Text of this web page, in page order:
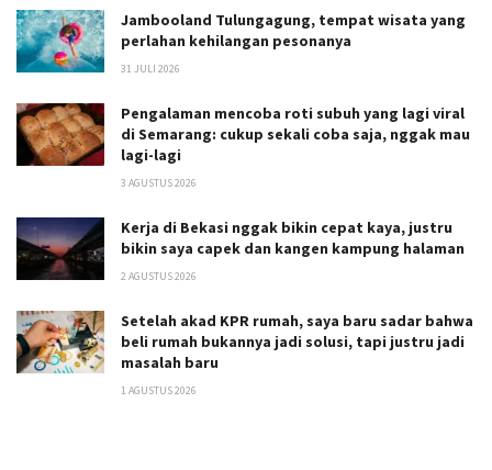
Jambooland Tulungagung, tempat wisata yang
perlahan kehilangan pesonanya
31 JULI 2026
Pengalaman mencoba roti subuh yang lagi viral
di Semarang: cukup sekali coba saja, nggak mau
lagi-lagi
3 AGUSTUS 2026
Kerja di Bekasi nggak bikin cepat kaya, justru
bikin saya capek dan kangen kampung halaman
2 AGUSTUS 2026
Setelah akad KPR rumah, saya baru sadar bahwa
beli rumah bukannya jadi solusi, tapi justru jadi
masalah baru
1 AGUSTUS 2026